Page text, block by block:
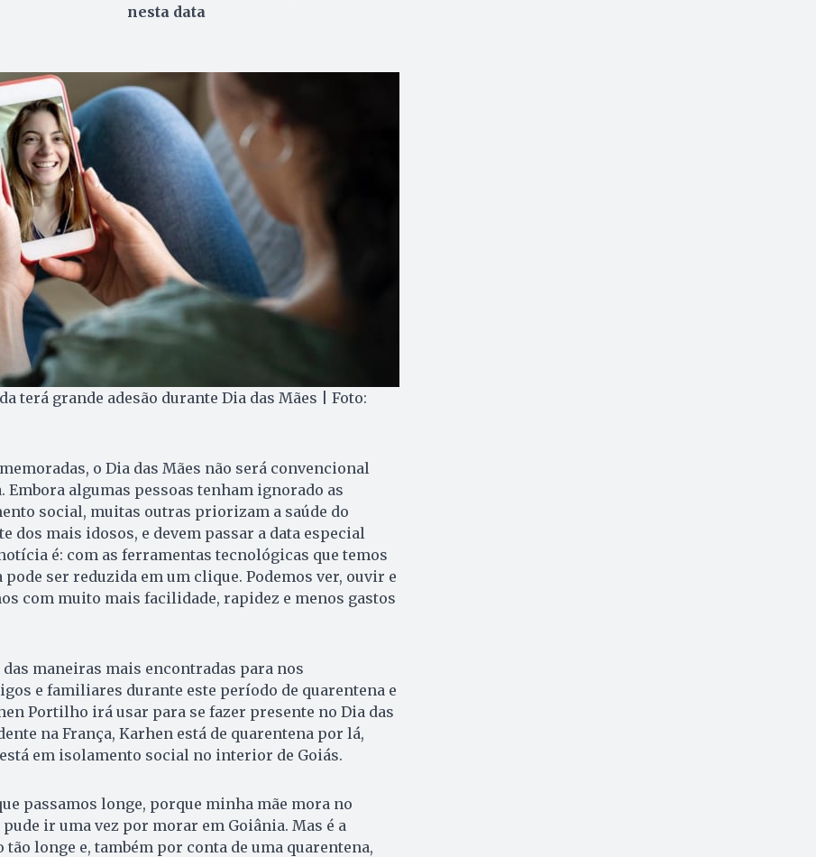
nesta data
terá grande adesão durante Dia das Mães | Foto:
o Dia das Mães não será convencional
Embora algumas pessoas tenham ignorado as
social, muitas outras priorizam a saúde do
dos mais idosos, e devem passar a data especial
é: com as ferramentas tecnológicas que temos
ser reduzida em um clique. Podemos ver, ouvir e
com muito mais facilidade, rapidez e menos gastos
das maneiras mais encontradas para nos
e familiares durante este período de quarentena e
Portilho irá usar para se fazer presente no Dia das
na França, Karhen está de quarentena por lá,
em isolamento social no interior de Goiás.
passamos longe, porque minha mãe mora no
ir uma vez por morar em Goiânia. Mas é a
longe e, também por conta de uma quarentena,